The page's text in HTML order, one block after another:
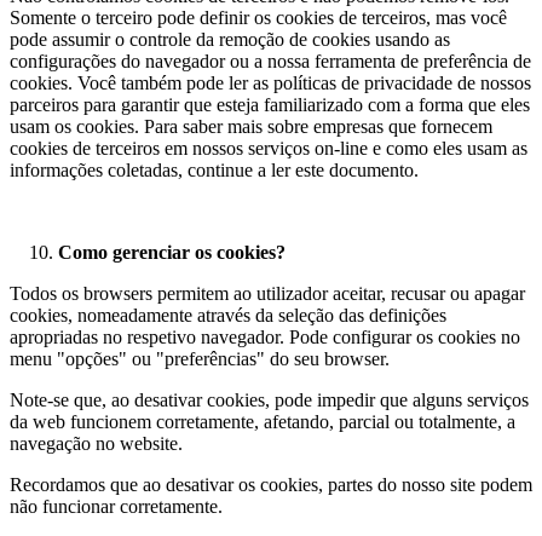
Somente o terceiro pode definir os cookies de terceiros, mas você
pode assumir o controle da remoção de cookies usando as
configurações do navegador ou a nossa ferramenta de preferência de
cookies. Você também pode ler as políticas de privacidade de nossos
parceiros para garantir que esteja familiarizado com a forma que eles
usam os cookies. Para saber mais sobre empresas que fornecem
cookies de terceiros em nossos serviços on-line e como eles usam as
informações coletadas, continue a ler este documento.
Como gerenciar os cookies?
Todos os browsers permitem ao utilizador aceitar, recusar ou apagar
cookies, nomeadamente através da seleção das definições
apropriadas no respetivo navegador. Pode configurar os cookies no
menu "opções" ou "preferências" do seu browser.
Note-se que, ao desativar cookies, pode impedir que alguns serviços
da web funcionem corretamente, afetando, parcial ou totalmente, a
navegação no website.
Recordamos que ao desativar os cookies, partes do nosso site podem
não funcionar corretamente.